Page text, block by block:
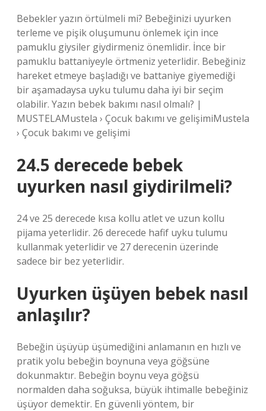
Bebekler yazın örtülmeli mi? Bebeğinizi uyurken
terleme ve pişik oluşumunu önlemek için ince
pamuklu giysiler giydirmeniz önemlidir. İnce bir
pamuklu battaniyeyle örtmeniz yeterlidir. Bebeğiniz
hareket etmeye başladığı ve battaniye giyemediği
bir aşamadaysa uyku tulumu daha iyi bir seçim
olabilir. Yazın bebek bakımı nasıl olmalı? |
MUSTELAMustela › Çocuk bakımı ve gelişimiMustela
› Çocuk bakımı ve gelişimi
24.5 derecede bebek
uyurken nasıl giydirilmeli?
24 ve 25 derecede kısa kollu atlet ve uzun kollu
pijama yeterlidir. 26 derecede hafif uyku tulumu
kullanmak yeterlidir ve 27 derecenin üzerinde
sadece bir bez yeterlidir.
Uyurken üşüyen bebek nasıl
anlaşılır?
Bebeğin üşüyüp üşümediğini anlamanın en hızlı ve
pratik yolu bebeğin boynuna veya göğsüne
dokunmaktır. Bebeğin boynu veya göğsü
normalden daha soğuksa, büyük ihtimalle bebeğiniz
üşüyor demektir. En güvenli yöntem, bir